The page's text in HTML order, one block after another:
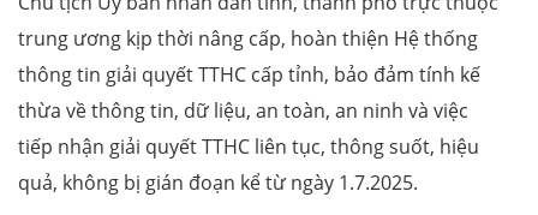
trung ương kịp thời nâng cấp, hoàn thiện Hệ thống
thông tin giải quyết TTHC cấp tỉnh, bảo đảm tính kế
thừa về thông tin, dữ liệu, an toàn, an ninh và việc
tiếp nhận giải quyết TTHC liên tục, thông suốt, hiệu
quả, không bị gián đoạn kể từ ngày 1.7.2025.